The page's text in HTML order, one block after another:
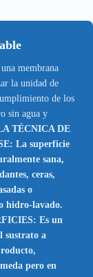
membrana
la unidad de
de los
sin agua y
TÉCNICA DE
La superficie
sana,
ceras,
o
hidro-lavado.
Es un
sustrato a
pero en